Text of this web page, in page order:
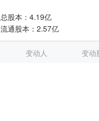
总股本： 4.19亿
流通股本： 2.57亿
变动人 变动